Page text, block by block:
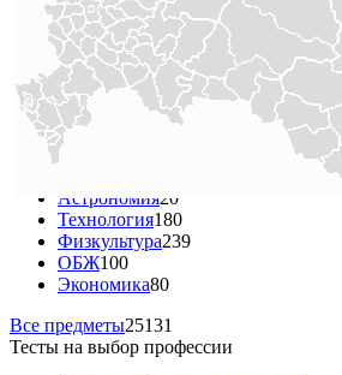
Биология3502
География932
История2322
Литература 1367
Английский язык
Немецкий язык
Татарский язык
Астрономия20
Технология180
Физкультура239
ОБЖ100
Экономика80
Все предметы25131
Тесты на выбор профессии